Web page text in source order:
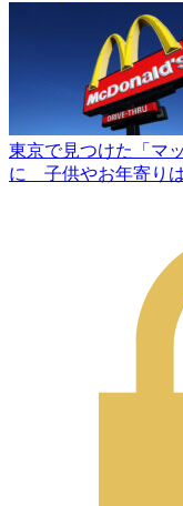
東京で見つけた「マ
に 子供やお年寄り